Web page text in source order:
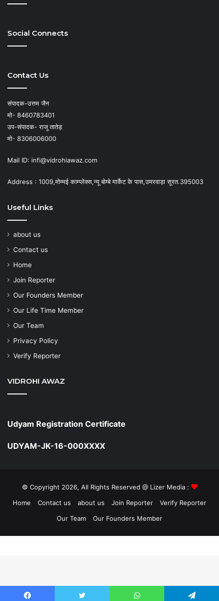
Social Connects
Contact Us
संपादक-उत्तम जैन
मो- 8460783401
उप-संपादक- राजू तातेड़
मो- 8306006000
Mail ID: infi@vidrohiawaz.com
Address : 1009,मोम्मई काम्प्लेक्स,न्यू बोम्बे मार्केट के पास,उमरवाड़ा सूरत.395003
Useful Links
about us
Contact us
Home
Join Reporter
Our Founders Member
Our Life Time Member
Our Team
Privacy Policy
Verify Reporter
VIDROHI AWAZ
Udyam Registration Certificate
UDYAM-JK-16-000XXXX
© Copyright 2026, All Rights Reserved @ Lizer Media :
Home
Contact us about us Join Reporter
Verify Reporter
Our Team
Our Founders Member